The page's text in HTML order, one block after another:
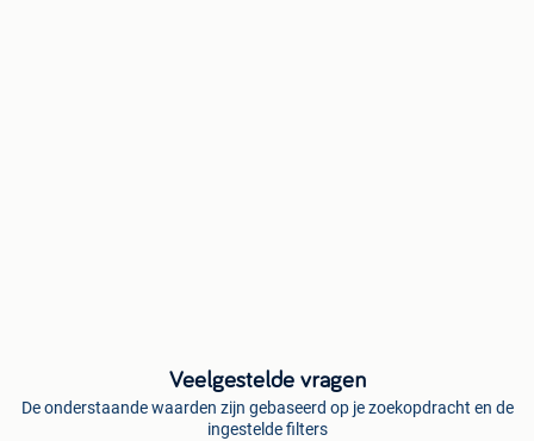
Veelgestelde vragen
De onderstaande waarden zijn gebaseerd op je zoekopdracht en de
ingestelde filters